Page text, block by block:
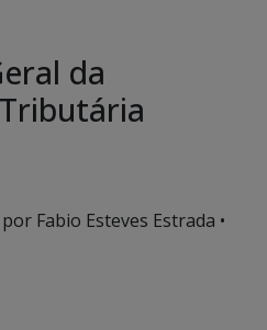
da
por Fabio Esteves Estrada •